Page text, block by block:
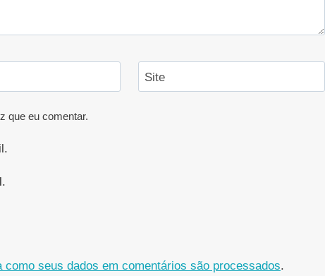
Site
que eu comentar.
como seus dados em comentários são processados.